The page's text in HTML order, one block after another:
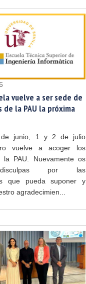
vuelve a ser sede de
de la PAU la próxima
junio, 1 y 2 de julio
vuelve a acoger los
la PAU. Nuevamente os
por las
que pueda suponer y
agradecimien...